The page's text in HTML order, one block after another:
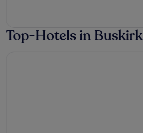
Top-Hotels in Buskirk